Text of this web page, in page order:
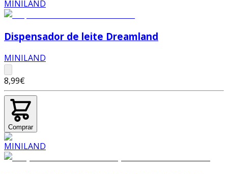
Dispensador de leite Dreamland
MINILAND
8,99€
Comprar